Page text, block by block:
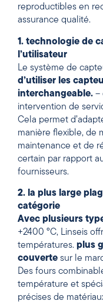
reproductibles en
assurance qualité.
1. technologie de
l’utilisateur
Le système de
d’utiliser les
interchangeable. –
intervention de
Cela permet
manière flexible, de
maintenance et de
certain par rapport
fournisseurs.
2. la plus large
catégorie
Avec plusieurs
+2400 °C, Linseis
températures. plus
couverte sur le
Des fours
température et
précises de